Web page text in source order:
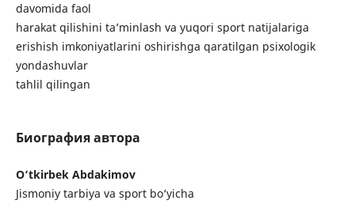
davomida faol
harakat qilishini ta’minlash va yuqori sport natijalariga
erishish imkoniyatlarini oshirishga qaratilgan psixologik
yondashuvlar
tahlil qilingan
Биография автора
O‘tkirbek Abdakimov
Jismoniy tarbiya va sport bo‘yicha